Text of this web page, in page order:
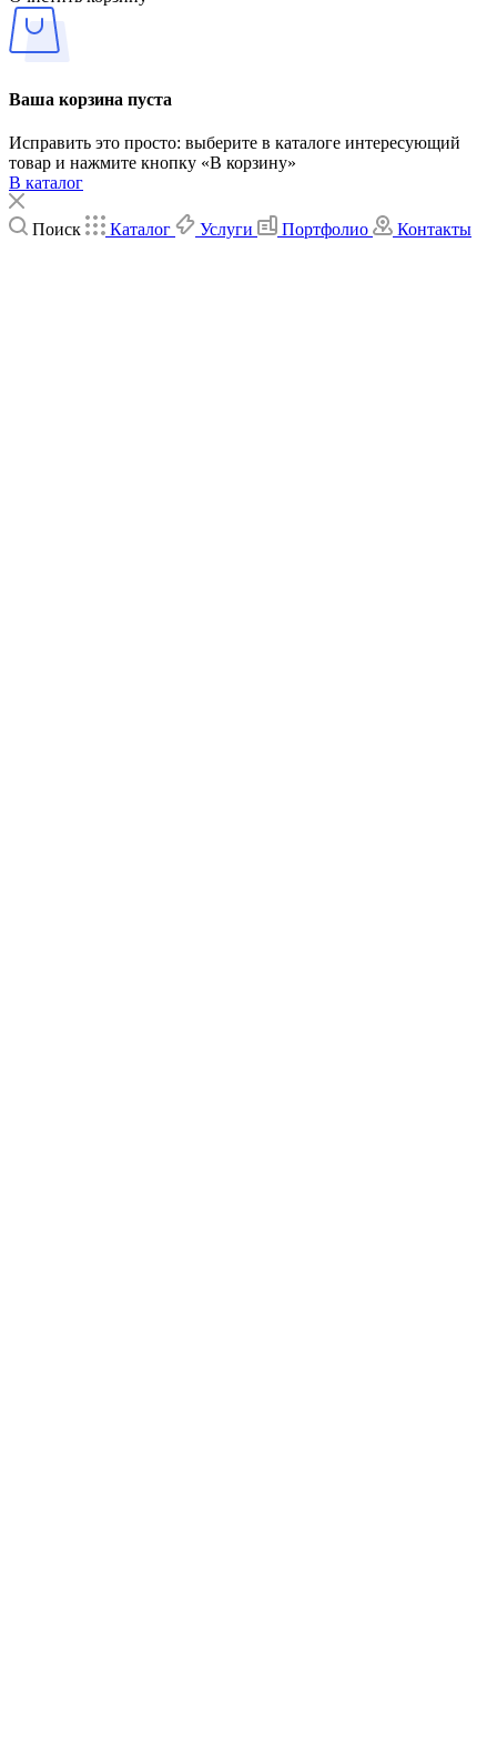
Ваша корзина пуста
Исправить это просто: выберите в каталоге интересующий
товар и нажмите кнопку «В корзину»
В каталог
Поиск Каталог Услуги Портфолио Контакты